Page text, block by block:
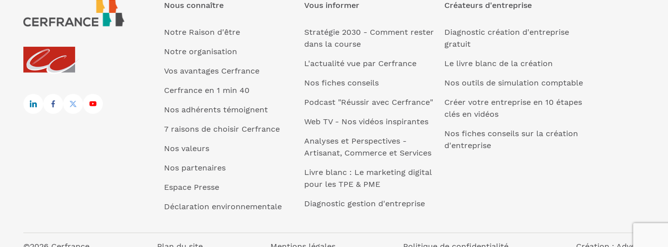
Nous connaître
Notre Raison d'être
Notre organisation
Vos avantages Cerfrance
Cerfrance en 1 min 40
Nos adhérents témoignent
7 raisons de choisir Cerfrance
Nos valeurs
Nos partenaires
Espace Presse
Déclaration environnementale
Vous informer
Stratégie 2030 - Comment rester
dans la course
L'actualité vue par Cerfrance
Nos fiches conseils
Podcast "Réussir avec Cerfrance"
Web TV - Nos vidéos inspirantes
Analyses et Perspectives -
Artisanat, Commerce et Services
Livre blanc : Le marketing digital
pour les TPE & PME
Diagnostic gestion d'entreprise
Créateurs d'entreprise
Diagnostic création d'entreprise
gratuit
Le livre blanc de la création
Nos outils de simulation comptable
Créer votre entreprise en 10 étapes
clés en vidéos
Nos fiches conseils sur la création
d'entreprise